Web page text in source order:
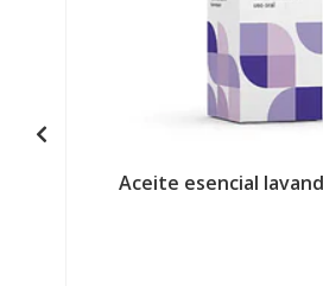
Aceite esencial